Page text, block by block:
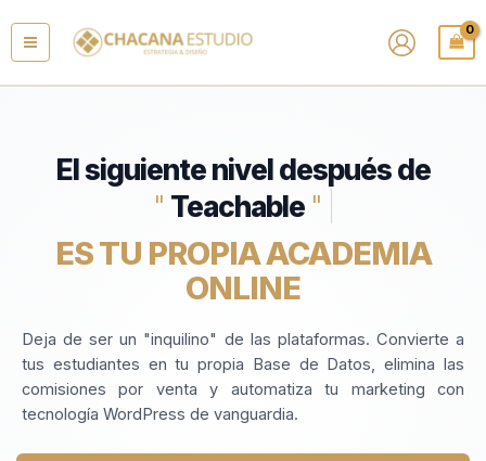
contenido
El siguiente nivel después de
" Teachable "
ES TU PROPIA ACADEMIA
ONLINE
Deja de ser un "inquilino" de las plataformas. Convierte a
tus estudiantes en tu propia Base de Datos, elimina las
comisiones por venta y automatiza tu marketing con
tecnología WordPress de vanguardia.